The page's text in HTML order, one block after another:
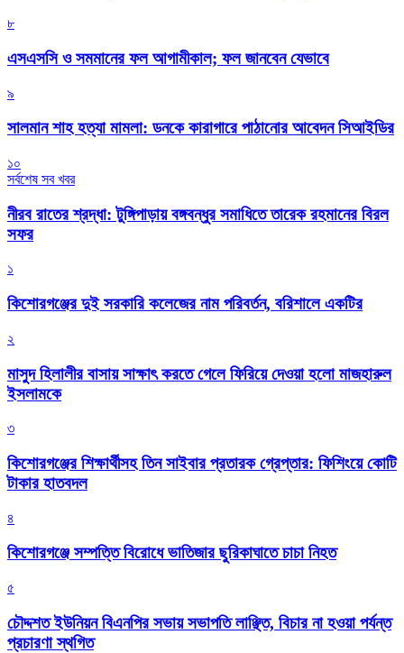
৮
এসএসসি ও সমমানের ফল আগামীকাল; ফল জানবেন যেভাবে
৯
সালমান শাহ হত্যা মামলা: ডনকে কারাগারে পাঠানোর আবেদন সিআইডির
১০
সর্বশেষ সব খবর
নীরব রাতের শ্রদ্ধা: টুঙ্গিপাড়ায় বঙ্গবন্ধুর সমাধিতে তারেক রহমানের বিরল
সফর
১
কিশোরগঞ্জের দুই সরকারি কলেজের নাম পরিবর্তন, বরিশালে একটির
২
মাসুদ হিলালীর বাসায় সাক্ষাৎ করতে গেলে ফিরিয়ে দেওয়া হলো মাজহারুল
ইসলামকে
৩
কিশোরগঞ্জের শিক্ষার্থীসহ তিন সাইবার প্রতারক গ্রেপ্তার: ফিশিংয়ে কোটি
টাকার হাতবদল
৪
কিশোরগঞ্জে সম্পত্তি বিরোধে ভাতিজার ছুরিকাঘাতে চাচা নিহত
৫
চৌদ্দশত ইউনিয়ন বিএনপির সভায় সভাপতি লাঞ্ছিত, বিচার না হওয়া পর্যন্ত
প্রচারণা স্থগিত